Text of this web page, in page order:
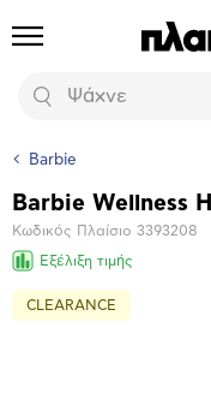
Προϊόντα
Αναζήτηση
Barbie
Βασικά
χαρακτηριστικά
Barbie Wellness
Κωδικός Πλαίσιο 3393208
Εξέλιξη τιμής
CLEARANCE